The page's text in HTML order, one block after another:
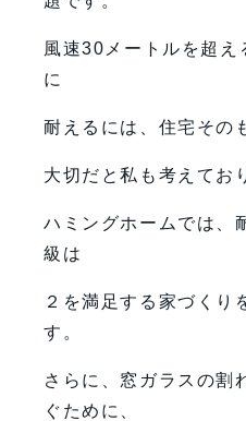
風速30メートルを超え
に
耐えるには、住宅その
大切だと私も考えてお
ハミングホームでは、
級は
２を満足する家づくり
す。
さらに、窓ガラスの割
ぐために、